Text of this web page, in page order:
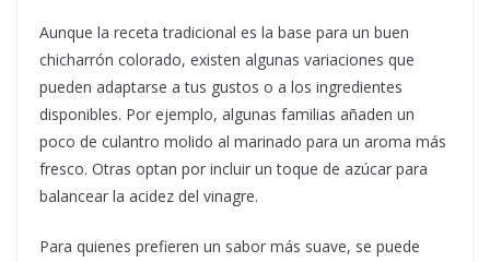
Aunque la receta tradicional es la base para un buen
chicharrón colorado, existen algunas variaciones que
pueden adaptarse a tus gustos o a los ingredientes
disponibles. Por ejemplo, algunas familias añaden un
poco de culantro molido al marinado para un aroma más
fresco. Otras optan por incluir un toque de azúcar para
balancear la acidez del vinagre.
Para quienes prefieren un sabor más suave, se puede